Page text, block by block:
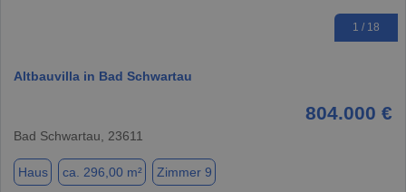
1 / 18
Altbauvilla in Bad Schwartau
804.000 €
Bad Schwartau, 23611
Haus ca. 296,00 m² Zimmer 9